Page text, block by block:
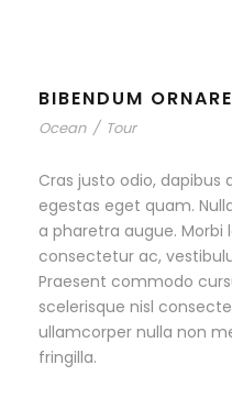
BIBENDUM
Ocean / Tour
Cras justo odio, dapibus
egestas eget quam.
a pharetra augue. Morbi
consectetur ac,
Praesent commodo
scelerisque nisl
ullamcorper nulla non
fringilla.